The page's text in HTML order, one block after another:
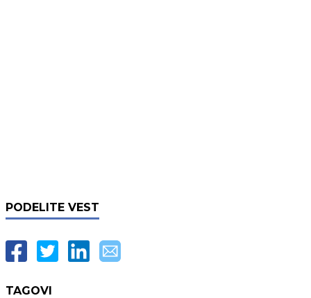
PODELITE VEST
TAGOVI